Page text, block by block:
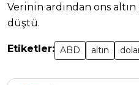
Verinin ardından ons
düştü.
Etiketler: ABD altın